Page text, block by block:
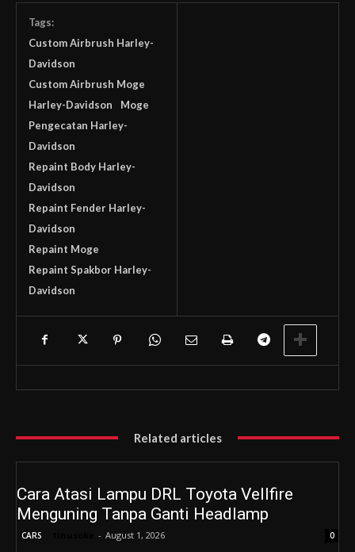
Tags:
Custom Airbrush Harley-
Davidson
Custom Airbrush Moge
Harley-Davidson
Moge
Pengecatan Harley-
Davidson
Repaint Body Harley-
Davidson
Repaint Fender Harley-
Davidson
Repaint Moge
Repaint Spakbor Harley-
Davidson
Related articles
Cara Atasi Lampu DRL Toyota Vellfire
Menguning Tanpa Ganti Headlamp
CARS - August 1, 2026 0